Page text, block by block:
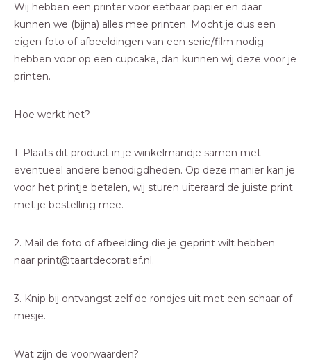
Wij hebben een printer voor eetbaar papier en daar
kunnen we (bijna) alles mee printen. Mocht je dus een
eigen foto of afbeeldingen van een serie/film nodig
hebben voor op een cupcake, dan kunnen wij deze voor je
printen.
Hoe werkt het?
1. Plaats dit product in je winkelmandje samen met
eventueel andere benodigdheden. Op deze manier kan je
voor het printje betalen, wij sturen uiteraard de juiste print
met je bestelling mee.
2. Mail de foto of afbeelding die je geprint wilt hebben
naar print@taartdecoratief.nl.
3. Knip bij ontvangst zelf de rondjes uit met een schaar of
mesje.
Wat zijn de voorwaarden?